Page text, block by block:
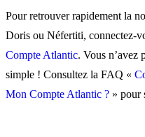
Pour retrouver rapidement la
Doris ou Néfertiti, connectez-
Compte Atlantic. Vous n’avez
simple ! Consultez la FAQ «
Mon Compte Atlantic ? » pour